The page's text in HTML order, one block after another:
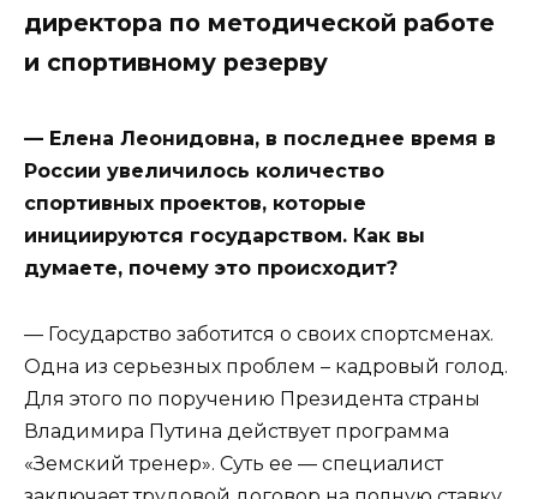
директора по методической работе
и спортивному резерву
— Елена Леонидовна, в последнее время в
России увеличилось количество
спортивных проектов, которые
инициируются государством. Как вы
думаете, почему это происходит?
— Государство заботится о своих спортсменах.
Одна из серьезных проблем – кадровый голод.
Для этого по поручению Президента страны
Владимира Путина действует программа
«Земский тренер». Суть ее — специалист